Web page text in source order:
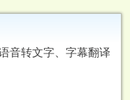
音转文字、字幕翻译